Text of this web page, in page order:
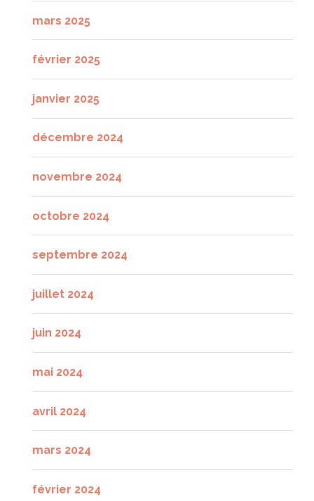
mars 2025
février 2025
janvier 2025
décembre 2024
novembre 2024
octobre 2024
septembre 2024
juillet 2024
juin 2024
mai 2024
avril 2024
mars 2024
février 2024